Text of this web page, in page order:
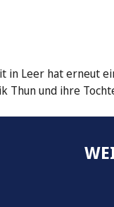
in Leer hat erneut
Thun und ihre